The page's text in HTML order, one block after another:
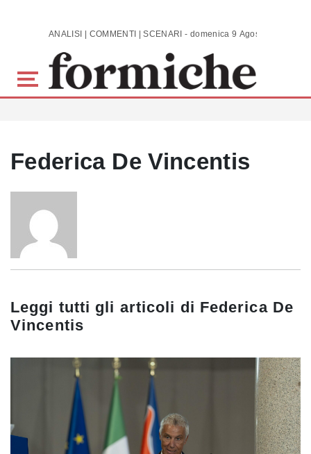
Skip to main content ANALISI | COMMENTI | SCENARI - domenica 9 Agosto 2026
Federica De Vincentis
Leggi tutti gli articoli di Federica De
Vincentis